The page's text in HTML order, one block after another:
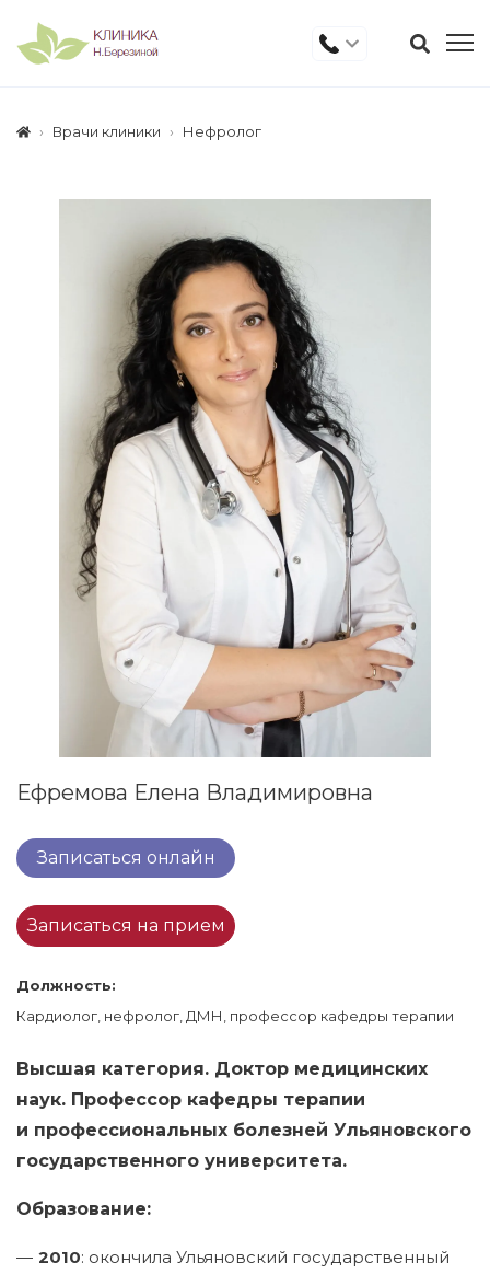
Врачи клиники Нефролог
Ефремова Елена Владимировна
Записаться онлайн
Записаться на прием
Должность:
Кардиолог, нефролог, ДМН, профессор кафедры терапии
Высшая категория. Доктор медицинских
наук. Профессор кафедры терапии
и профессиональных болезней Ульяновского
государственного университета.
Образование:
2010: окончила Ульяновский государственный